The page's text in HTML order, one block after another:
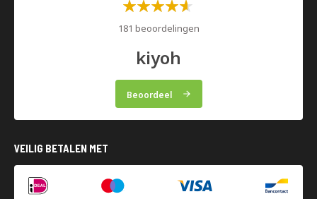
Waardering:
181 beoordelingen
kiyoh
Beoordeel
VEILIG BETALEN MET